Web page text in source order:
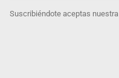
Suscribiéndote aceptas nuestra